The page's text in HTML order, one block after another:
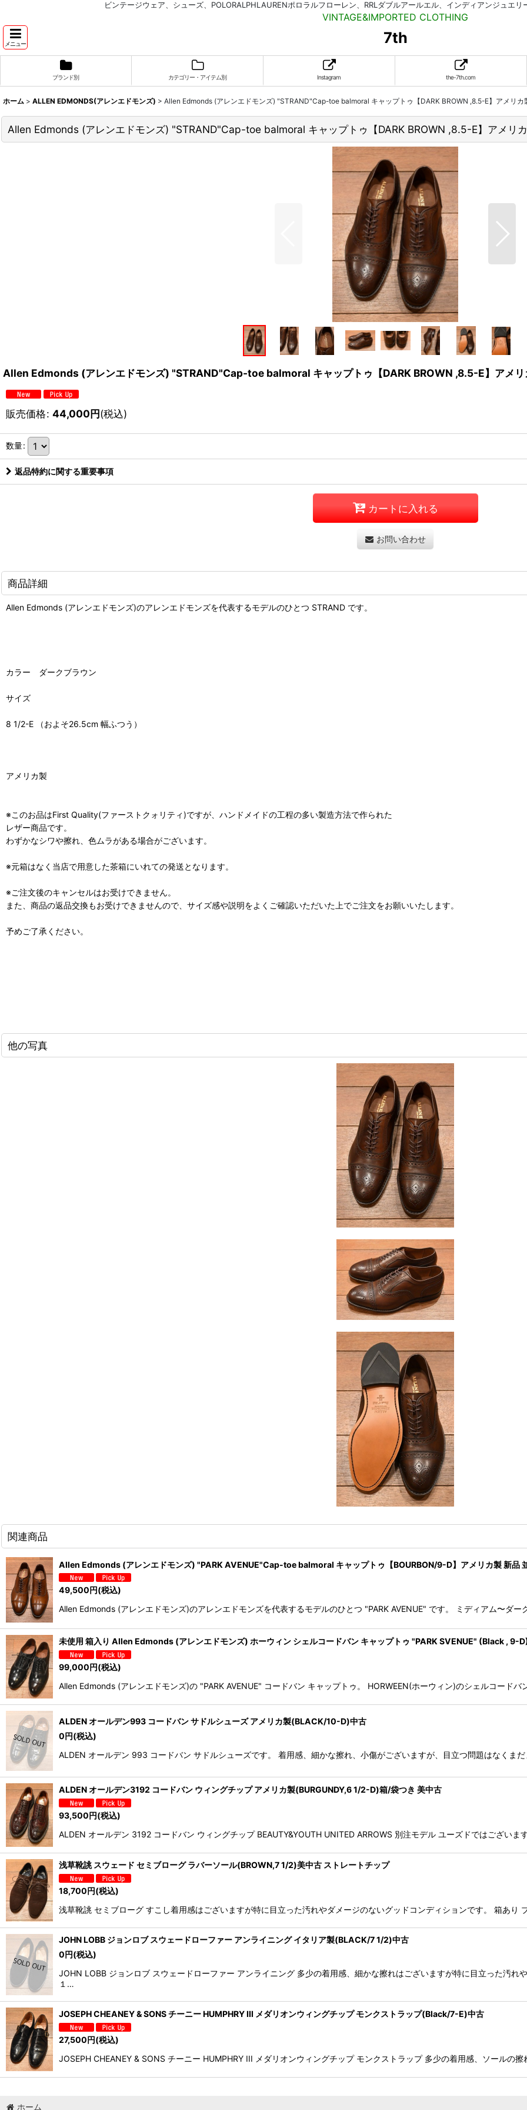
ビンテージウェア、シューズ、POLORALPHLAURENポロラルフローレン、RRLダブルアールエル、インディアンジュエ
VINTAGE&IMPORTED CLOTHING
メニュー 7th
ブランド別 カテゴリー・アイテム別 Instagram the-7th.com
ホーム > ALLEN EDMONDS(アレンエドモンズ) > Allen Edmonds (アレンエドモンズ) "STRAND"Cap-toe balmoral キャップトゥ【DARK BROWN ,8.5-E】アメリカ
Allen Edmonds (アレンエドモンズ) "STRAND"Cap-toe balmoral キャップトゥ【DARK BROWN ,8.5-E】アメリ
Allen Edmonds (アレンエドモンズ) "STRAND"Cap-toe balmoral キャップトゥ【DARK BROWN ,8.5-E】アメリ
販売価格: 44,000円(税込)
数量:
返品特約に関する重要事項
カートに入れる
お問い合わせ
商品詳細
Allen Edmonds (アレンエドモンズ)のアレンエドモンズを代表するモデルのひとつ STRAND です。
カラー ダークブラウン
サイズ
8 1/2-E （およそ26.5cm 幅ふつう）
アメリカ製
※このお品はFirst Quality(ファーストクォリティ)ですが、ハンドメイドの工程の多い製造方法で作られた
レザー商品です。
わずかなシワや擦れ、色ムラがある場合がございます。
※元箱はなく当店で用意した茶箱にいれての発送となります。
※ご注文後のキャンセルはお受けできません。
また、商品の返品交換もお受けできませんので、サイズ感や説明をよくご確認いただいた上でご注文をお願いいたします。
予めご了承ください。
他の写真
関連商品
Allen Edmonds (アレンエドモンズ) "PARK AVENUE"Cap-toe balmoral キャップトゥ【BOURBON/9-D】アメリカ製 新品
49,500円(税込)
Allen Edmonds (アレンエドモンズ)のアレンエドモンズを代表するモデルのひとつ "PARK AVENUE" です。 ミディアム〜ダ
未使用 箱入り Allen Edmonds (アレンエドモンズ) ホーウィン シェルコードバン キャップトゥ "PARK SVENUE" (Black , 9-
99,000円(税込)
Allen Edmonds (アレンエドモンズ)の "PARK AVENUE" コードバン キャップトゥ。 HORWEEN(ホーウィン)のシェルコード
ALDEN オールデン993 コードバン サドルシューズ アメリカ製(BLACK/10-D)中古
0円(税込)
ALDEN オールデン 993 コードバン サドルシューズです。 着用感、細かな擦れ、小傷がございますが、目立つ問題はなくま
ALDEN オールデン3192 コードバン ウィングチップ アメリカ製(BURGUNDY,6 1/2-D)箱/袋つき 美中古
93,500円(税込)
ALDEN オールデン 3192 コードバン ウィングチップ BEAUTY&YOUTH UNITED ARROWS 別注モデル ユーズドではござい
浅草靴誂 スウェード セミブローグ ラバーソール(BROWN,7 1/2)美中古 ストレートチップ
18,700円(税込)
浅草靴誂 セミブローグ すこし着用感はございますが特に目立った汚れやダメージのないグッドコンディションです。 箱あ
JOHN LOBB ジョンロブ スウェードローファー アンライニング イタリア製(BLACK/7 1/2)中古
0円(税込)
JOHN LOBB ジョンロブ スウェードローファー アンライニング 多少の着用感、細かな擦れはございますが特に目立った汚れ
１…
JOSEPH CHEANEY & SONS チーニー HUMPHRY III メダリオンウィングチップ モンクストラップ(Black/7-E)中古
27,500円(税込)
JOSEPH CHEANEY & SONS チーニー HUMPHRY III メダリオンウィングチップ モンクストラップ 多少の着用感、ソールの
ホーム